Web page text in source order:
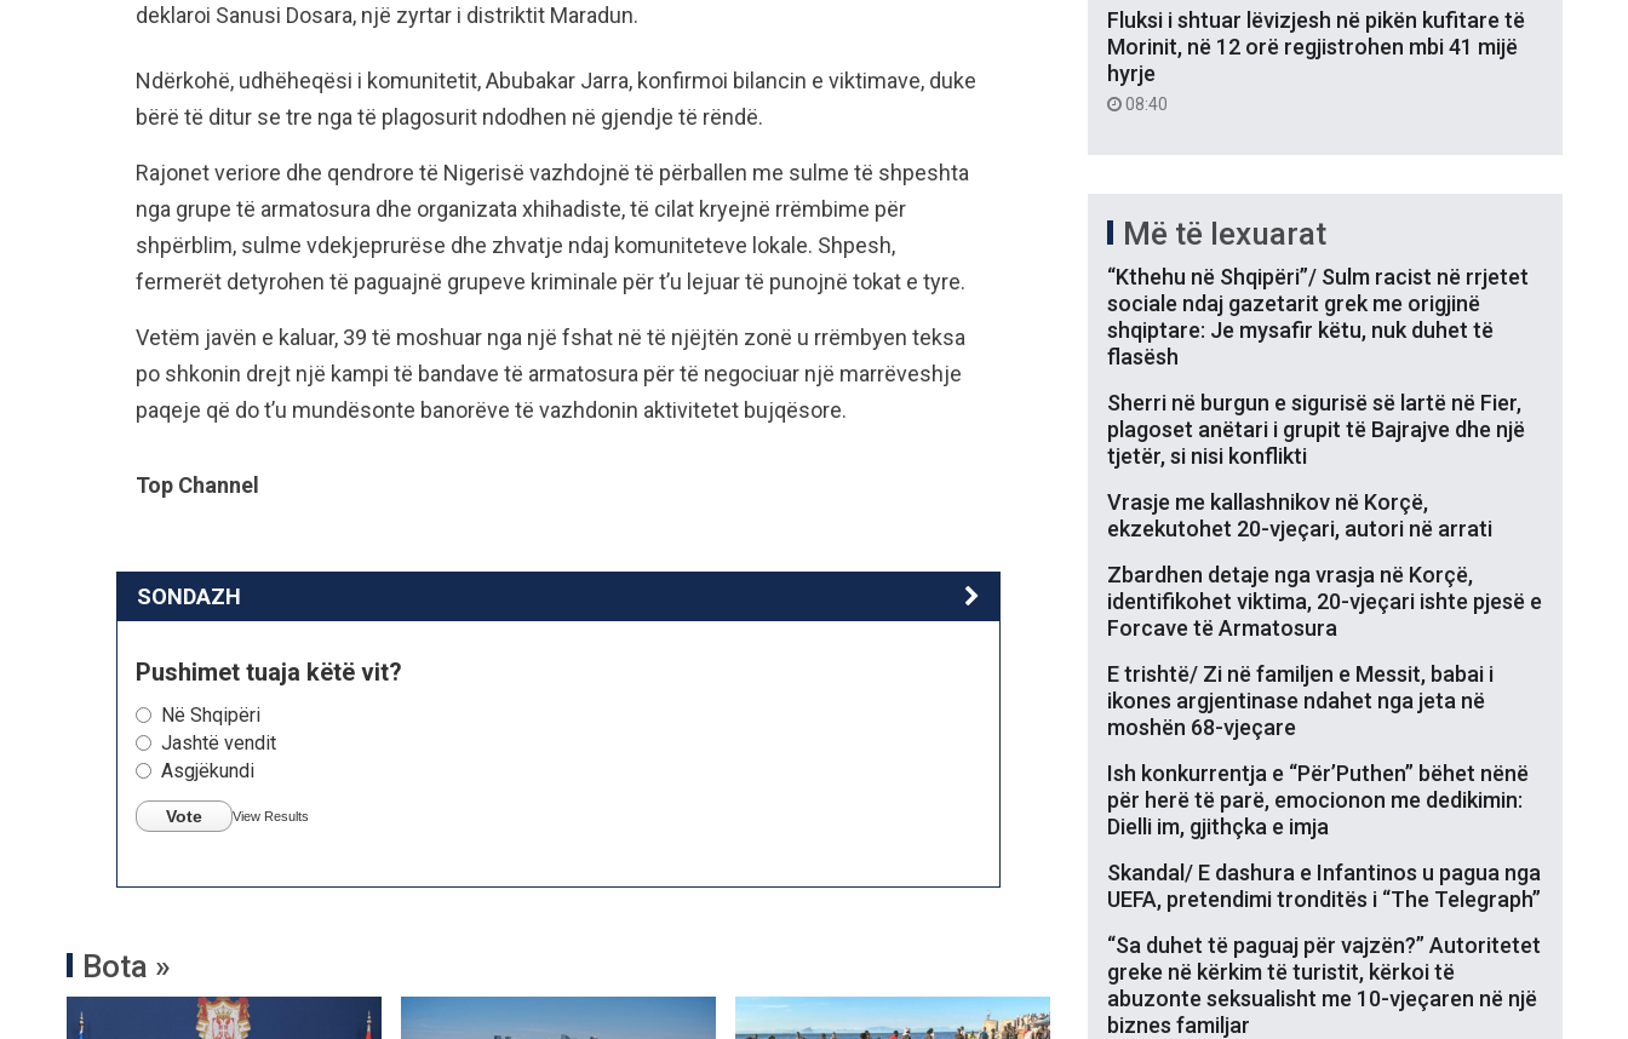
deklaroi Sanusi Dosara, një zyrtar i distriktit Maradun.
Ndërkohë, udhëheqësi i komunitetit, Abubakar Jarra, konfirmoi bilancin e viktimave, duke
bërë të ditur se tre nga të plagosurit ndodhen në gjendje të rëndë.
Rajonet veriore dhe qendrore të Nigerisë vazhdojnë të përballen me sulme të shpeshta
nga grupe të armatosura dhe organizata xhihadiste, të cilat kryejnë rrëmbime për
shpërblim, sulme vdekjeprurëse dhe zhvatje ndaj komuniteteve lokale. Shpesh,
fermerët detyrohen të paguajnë grupeve kriminale për t’u lejuar të punojnë tokat e tyre.
Vetëm javën e kaluar, 39 të moshuar nga një fshat në të njëjtën zonë u rrëmbyen teksa
po shkonin drejt një kampi të bandave të armatosura për të negociuar një marrëveshje
paqeje që do t’u mundësonte banorëve të vazhdonin aktivitetet bujqësore.
Top Channel
SONDAZH
Pushimet tuaja këtë vit?
Në Shqipëri
Jashtë vendit
Asgjëkundi
Vote View Results
Bota »
Fluksi i shtuar lëvizjesh në pikën kufitare të
Morinit, në 12 orë regjistrohen mbi 41 mijë
hyrje
08:40
Më të lexuarat
“Kthehu në Shqipëri”/ Sulm racist në rrjetet
sociale ndaj gazetarit grek me origjinë
shqiptare: Je mysafir këtu, nuk duhet të
flasësh
Sherri në burgun e sigurisë së lartë në Fier,
plagoset anëtari i grupit të Bajrajve dhe një
tjetër, si nisi konflikti
Vrasje me kallashnikov në Korçë,
ekzekutohet 20-vjeçari, autori në arrati
Zbardhen detaje nga vrasja në Korçë,
identifikohet viktima, 20-vjeçari ishte pjesë e
Forcave të Armatosura
E trishtë/ Zi në familjen e Messit, babai i
ikones argjentinase ndahet nga jeta në
moshën 68-vjeçare
Ish konkurrentja e “Për’Puthen” bëhet nënë
për herë të parë, emocionon me dedikimin:
Dielli im, gjithçka e imja
Skandal/ E dashura e Infantinos u pagua nga
UEFA, pretendimi tronditës i “The Telegraph”
“Sa duhet të paguaj për vajzën?” Autoritetet
greke në kërkim të turistit, kërkoi të
abuzonte seksualisht me 10-vjeçaren në një
biznes familjar